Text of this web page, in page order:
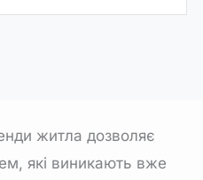
житла дозволяє
які виникають вже